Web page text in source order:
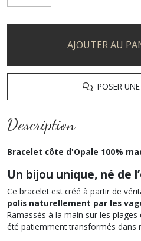
AJOUTER AU
POSER
Description
Bracelet côte d'Opale 100%
Un bijou unique, né de
Ce bracelet est créé à partir de
polis naturellement par les
Ramassés à la main sur les
été patiemment transformés dans